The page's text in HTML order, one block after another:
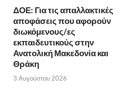
ΔΟΕ: Για τις απαλλακτικές
αποφάσεις που αφορούν
διωκόμενους/ες
εκπαιδευτικούς στην
Ανατολική Μακεδονία και
Θράκη
3 Αυγούστου 2026